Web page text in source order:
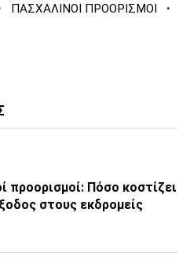
ΠΑΣΧΑΛΙΝΟΙ ΠΡΟΟΡΙΣΜΟΙ ·
προορισμοί: Πόσο κοστίζει
στους εκδρομείς